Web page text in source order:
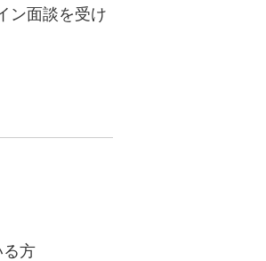
ン面談を受け
る方